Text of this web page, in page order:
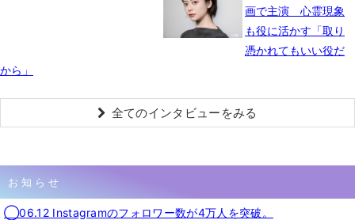
画で主演 心霊現象
も役に活かす「取り
憑かれてもいい役だ
から」
全てのインタビューをみる
お知らせ
◯06.12 Instagramのフォロワー数が4万人を突破。